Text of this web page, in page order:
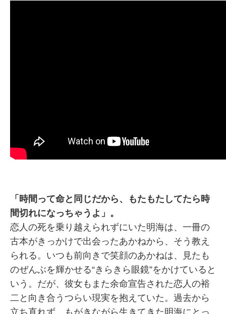
「時間って命と同じだから、もたもたしてたら時
間切れになっちゃうよ」。
恋人の死を乗り越えられずにいた明海は、一冊の
古本がきっかけで出会ったあかねから、そう教え
られる。いつも前向きで笑顔のあかねは、見たも
のぜんぶを輝かせる“きらきら眼鏡”をかけていると
いう。だが、彼女もまた余命宣告された恋人の裕
二と向き合うつらい現実を抱えていた。過去から
立ち直れず、もがきながら生きてきた明海にとっ